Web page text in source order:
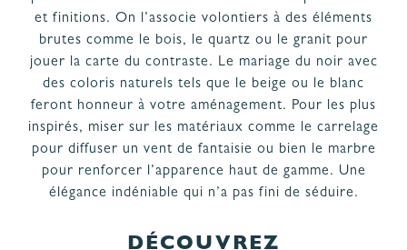
LES ÉTAPES
PROJET
NOS
ENGAGEMENTS
& GARANTIES
et finitions. On l’associe volontiers à des éléments
brutes comme le bois, le quartz ou le granit pour
jouer la carte du contraste. Le mariage du noir avec
des coloris naturels tels que le beige ou le blanc
feront honneur à votre aménagement. Pour les plus
inspirés, miser sur les matériaux comme le carrelage
pour diffuser un vent de fantaisie ou bien le marbre
pour renforcer l’apparence haut de gamme. Une
élégance indéniable qui n’a pas fini de séduire.
DÉCOUVREZ